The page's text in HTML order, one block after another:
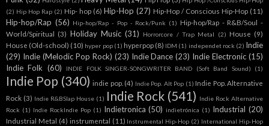
(2) Hip Hop Rap (2) Hip- hop (6) Hip-Hop (27) Hip-Hop / Conscious Hip-Hop (11)
Hip-hop/Rap (56) Hip-hop/Rap - Pop - Rock/Punk (1) Hip-hop/Rap - R&B/Soul -
World/Spiritual (3) Holiday Music (31) Horrorcore / Trap Metal (2) House (9)
House (Old-school) (10) hyper pop (1) hyperpop (8) IDM (1) independet rock (2) Indie
(29) Indie (Melodic Pop Rock) (23) Indie Dance (23) Indie Electronic (15)
Indie Folk (60) INDIE FOLK SINGER-SONGWRITER BAND (Soft Band Sound) (1)
Indie Pop (340) indie pop. (4) Indie Pop. Alt Pop (1) Indie Pop. Alternative
Rock (3) Indie R&BSlap House (1) Indie Rock (541) Indie Rock Alternative
Rock (1) Indie RockIndie Pop (1) Indietronica (50) indietrónica (1) Industrial (20)
Industrial Metal (4) instrumental (11) Instrumental Hip-Hop (2) International Hip-Hop